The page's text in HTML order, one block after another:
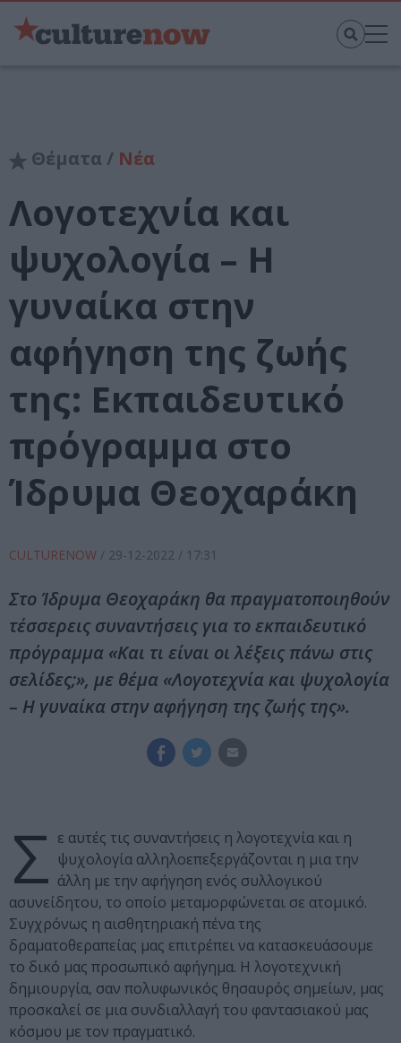
Θέματα / Νέα
Λογοτεχνία και
ψυχολογία – Η
γυναίκα στην
αφήγηση της ζωής
της: Εκπαιδευτικό
πρόγραμμα στο
Ίδρυμα Θεοχαράκη
CULTURENOW / 29-12-2022 / 17:31
Στο Ίδρυμα Θεοχαράκη θα πραγματοποιηθούν
τέσσερεις συναντήσεις για το εκπαιδευτικό
πρόγραμμα «Και τι είναι οι λέξεις πάνω στις
σελίδες;», με θέμα «Λογοτεχνία και ψυχολογία
– Η γυναίκα στην αφήγηση της ζωής της».
Σ ε αυτές τις συναντήσεις η λογοτεχνία και η
ψυχολογία αλληλοεπεξεργάζονται η μια την
άλλη με την αφήγηση ενός συλλογικού
ασυνείδητου, το οποίο μεταμορφώνεται σε ατομικό.
Συγχρόνως η αισθητηριακή πένα της
δραματοθεραπείας μας επιτρέπει να κατασκευάσουμε
το δικό μας προσωπικό αφήγημα. Η λογοτεχνική
δημιουργία, σαν πολυφωνικός θησαυρός σημείων, μας
προσκαλεί σε μια συνδιαλλαγή του φαντασιακού μας
κόσμου με τον πραγματικό.